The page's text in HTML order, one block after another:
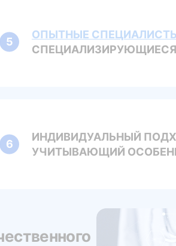
ОПЫТНЫЕ
СПЕЦИАЛИЗИРУЮЩИЕСЯ
ИНДИВИДУАЛЬНЫЙ
УЧИТЫВАЮЩИЙ